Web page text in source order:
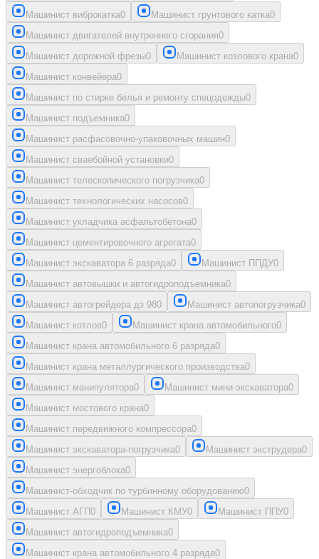
Машинист виброкатка0 Машинист грунтового катка0
Машинист двигателей внутреннего сгорания0
Машинист дорожной фрезы0 Машинист козлового крана0
Машинист конвейера0
Машинист по стирке белья и ремонту спецодежды0
Машинист подъемника0
Машинист расфасовочно-упаковочных машин0
Машинист сваебойной установки0
Машинист телескопического погрузчика0
Машинист технологических насосов0
Машинист укладчика асфальтобетона0
Машинист цементировочного агрегата0
Машинист экскаватора 6 разряда0 Машинист ППДУ0
Машинист автовышки и автогидроподъемника0
Машинист автогрейдера дз 980 Машинист автопогрузчика0
Машинист котлов0 Машинист крана автомобильного0
Машинист крана автомобильного 6 разряда0
Машинист крана металлургического производства0
Машинист манипулятора0 Машинист мини-экскаватора0
Машинист мостового крана0
Машинист передвижного компрессора0
Машинист экскаватора-погрузчика0 Машинист экструдера0
Машинист энергоблока0
Машинист-обходчик по турбинному оборудованию0
Машинист АГП0 Машинист КМУ0 Машинист ППУ0
Машинист автогидроподъемника0
Машинист крана автомобильного 4 разряда0